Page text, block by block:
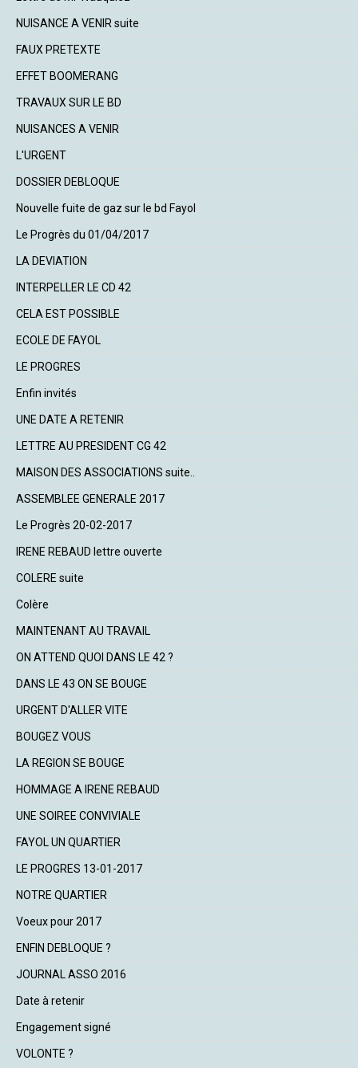
NUISANCE A VENIR suite
FAUX PRETEXTE
EFFET BOOMERANG
TRAVAUX SUR LE BD
NUISANCES A VENIR
L'URGENT
DOSSIER DEBLOQUE
Nouvelle fuite de gaz sur le bd Fayol
Le Progrès du 01/04/2017
LA DEVIATION
INTERPELLER LE CD 42
CELA EST POSSIBLE
ECOLE DE FAYOL
LE PROGRES
Enfin invités
UNE DATE A RETENIR
LETTRE AU PRESIDENT CG 42
MAISON DES ASSOCIATIONS suite..
ASSEMBLEE GENERALE 2017
Le Progrès 20-02-2017
IRENE REBAUD lettre ouverte
COLERE suite
Colère
MAINTENANT AU TRAVAIL
ON ATTEND QUOI DANS LE 42 ?
DANS LE 43 ON SE BOUGE
URGENT D'ALLER VITE
BOUGEZ VOUS
LA REGION SE BOUGE
HOMMAGE A IRENE REBAUD
UNE SOIREE CONVIVIALE
FAYOL UN QUARTIER
LE PROGRES 13-01-2017
NOTRE QUARTIER
Voeux pour 2017
ENFIN DEBLOQUE ?
JOURNAL ASSO 2016
Date à retenir
Engagement signé
VOLONTE ?